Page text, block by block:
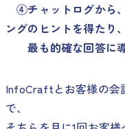
④チャットログから
ングのヒントを得たり、
最も的確な回答に導
InfoCraftとお客様の会
で、